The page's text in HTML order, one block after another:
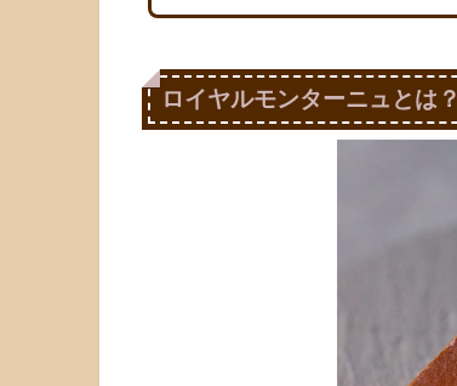
ロイヤルモンターニュとは？